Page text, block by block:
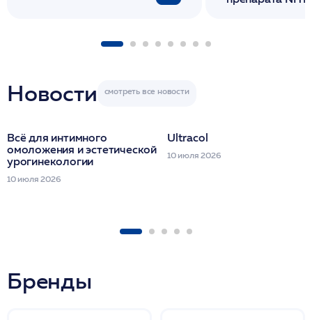
Новости
Всё для интимного
омоложения и эстетической
урогинекологии
10 июля 2026
Ultracol
10 июля 2026
Бренды